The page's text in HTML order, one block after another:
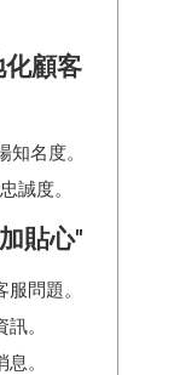
顧客
名度。
誠度。
貼心"
問題。
。
。